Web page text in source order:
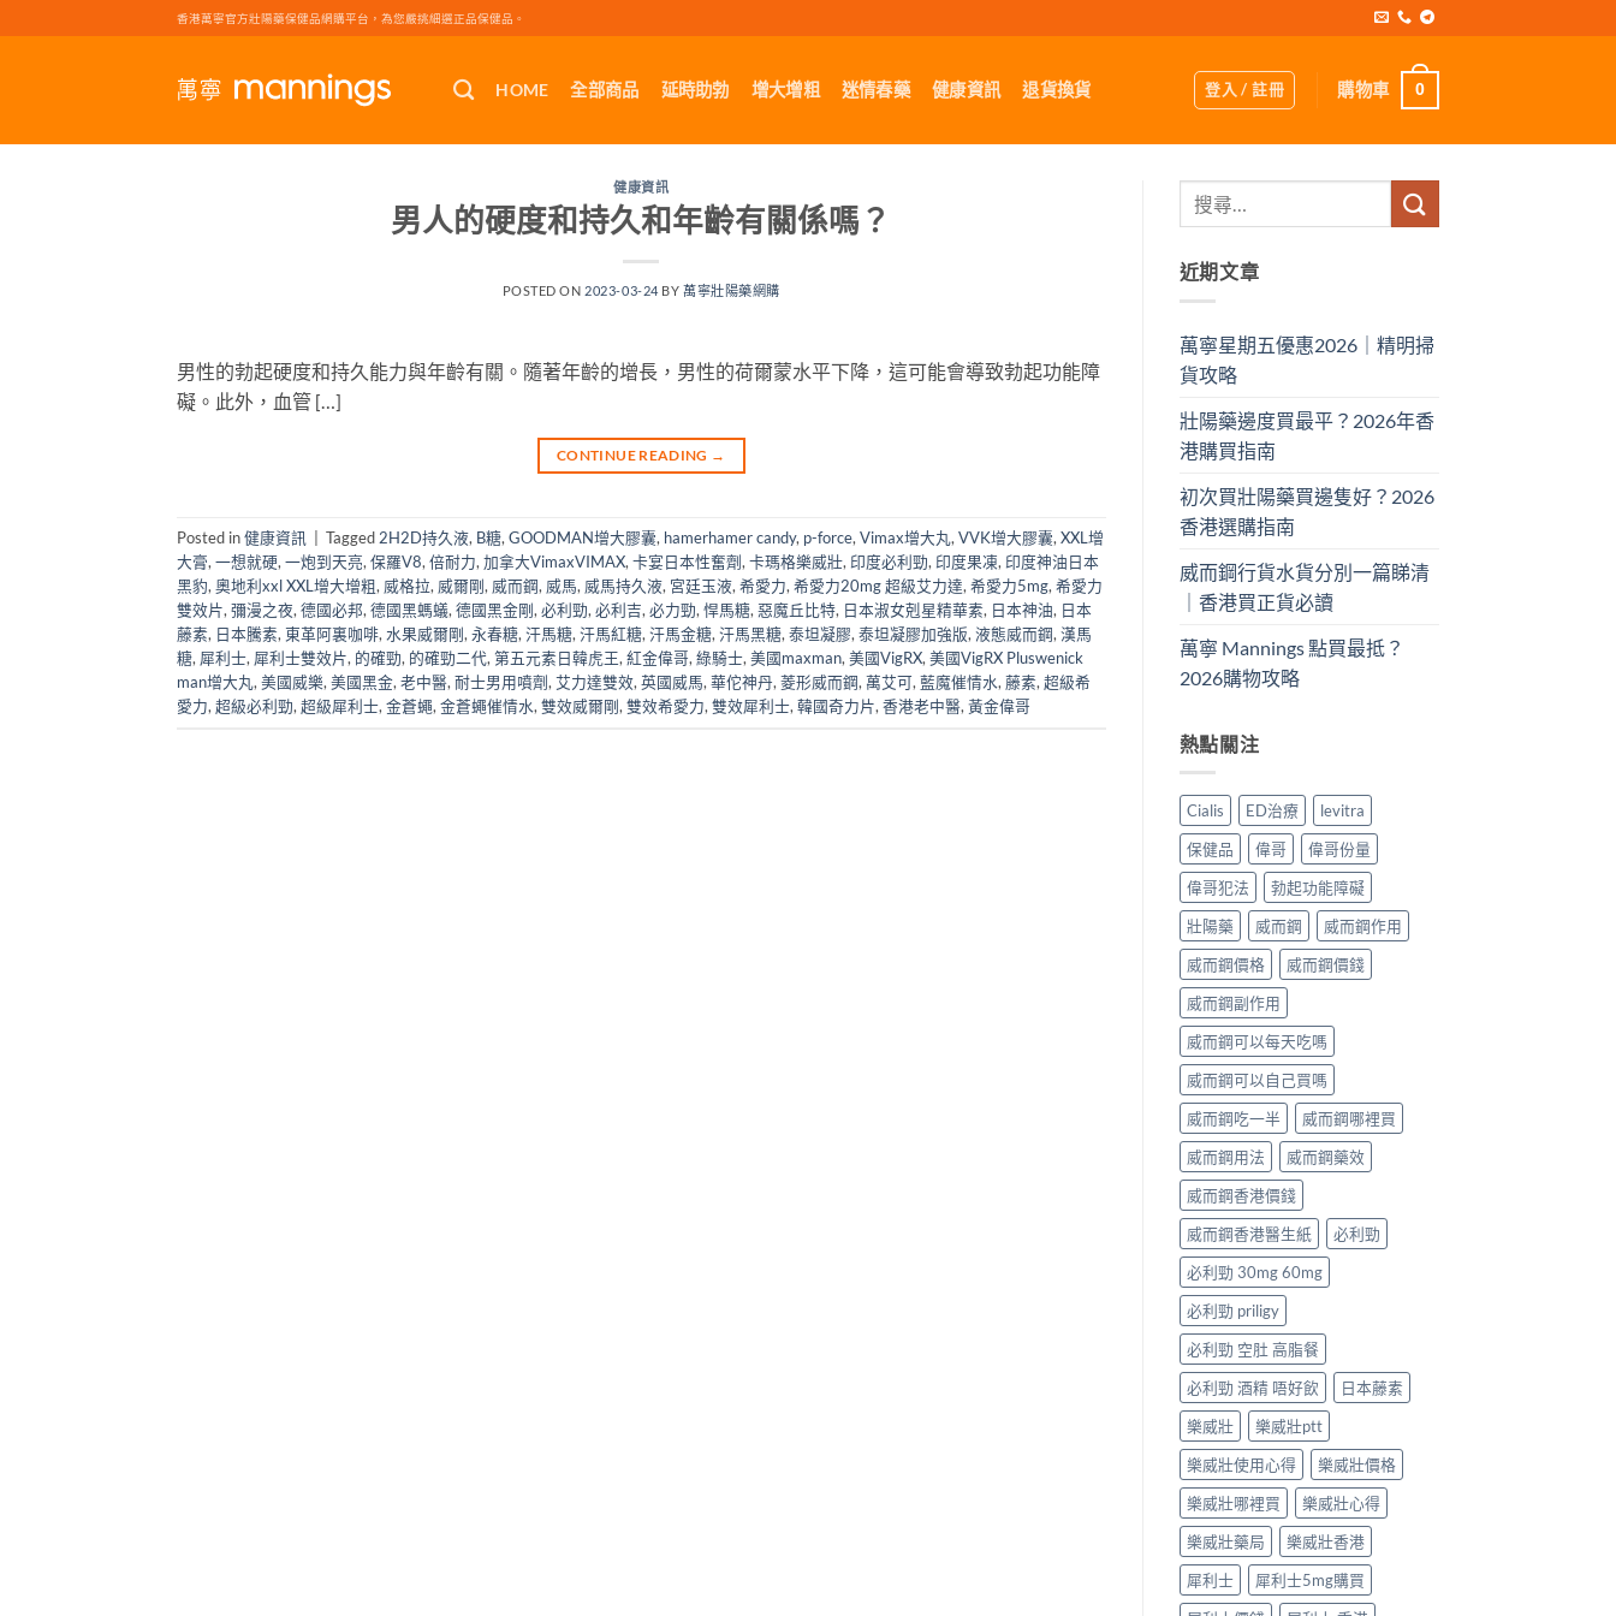
to
香港萬寧官方壯陽藥保健品網購平台，為您嚴挑細選正品保健品。
HOME 全部商品 延時助勃 增大增粗 迷情春藥 健康資訊 退貨換貨 登入 / 註冊 購物車 0
健康資訊
男人的硬度和持久和年齡有關係嗎？
POSTED ON 2023-03-24 BY萬寧壯陽藥網購
男性的勃起硬度和持久能力與年齡有關。隨著年齡的增長，男性的荷爾蒙水平下降，這可能會導致勃起功能障
礙。此外，血管 […]
CONTINUE READING →
Posted in健康資訊 Tagged 2H2D持久液, B糖, GOODMAN增大膠囊, hamerhamer candy, p-force, Vimax增大丸, VVK增大膠囊, XXL增
大膏, 一想就硬, 一炮到天亮, 保羅V8, 倍耐力, 加拿大VimaxVIMAX, 卡宴日本性奮劑, 卡瑪格樂威壯, 印度必利勁, 印度果凍, 印度神油日本
黑豹, 奧地利xxl XXL增大增粗, 威格拉, 威爾剛, 威而鋼, 威馬, 威馬持久液, 宮廷玉液, 希愛力, 希愛力20mg 超級艾力達, 希愛力5mg, 希愛力
雙效片, 彌漫之夜, 德國必邦, 德國黑螞蟻, 德國黑金剛, 必利勁, 必利吉, 必力勁, 悍馬糖, 惡魔丘比特, 日本淑女剋星精華素, 日本神油, 日本
藤素, 日本騰素, 東革阿裏咖啡, 水果威爾剛, 永春糖, 汗馬糖, 汗馬紅糖, 汗馬金糖, 汗馬黑糖, 泰坦凝膠, 泰坦凝膠加強版, 液態威而鋼, 漢馬
糖, 犀利士, 犀利士雙效片, 的確勁, 的確勁二代, 第五元素日韓虎王, 紅金偉哥, 綠騎士, 美國maxman, 美國VigRX, 美國VigRX Pluswenick
man增大丸, 美國威樂, 美國黑金, 老中醫, 耐士男用噴劑, 艾力達雙效, 英國威馬, 華佗神丹, 菱形威而鋼, 萬艾可, 藍魔催情水, 藤素, 超級希
愛力, 超級必利勁, 超級犀利士, 金蒼蠅, 金蒼蠅催情水, 雙效威爾剛, 雙效希愛力, 雙效犀利士, 韓國奇力片, 香港老中醫, 黃金偉哥
近期文章
萬寧星期五優惠2026｜精明掃
貨攻略
壯陽藥邊度買最平？2026年香
港購買指南
初次買壯陽藥買邊隻好？2026
香港選購指南
威而鋼行貨水貨分別一篇睇清
｜香港買正貨必讀
萬寧 Mannings 點買最抵？
2026購物攻略
熱點關注
Cialis ED治療
levitra
保健品
偉哥
偉哥份量
偉哥犯法
勃起功能障礙
壯陽藥
威而鋼
威而鋼作用
威而鋼價格
威而鋼價錢
威而鋼副作用
威而鋼可以每天吃嗎
威而鋼可以自己買嗎
威而鋼吃一半
威而鋼哪裡買
威而鋼用法
威而鋼藥效
威而鋼香港價錢
威而鋼香港醫生紙
必利勁
必利勁 30mg 60mg
必利勁 priligy
必利勁 空肚 高脂餐
必利勁 酒精 唔好飲
日本藤素
樂威壯
樂威壯ptt
樂威壯使用心得
樂威壯價格
樂威壯哪裡買
樂威壯心得
樂威壯藥局
樂威壯香港
犀利士
犀利士5mg購買